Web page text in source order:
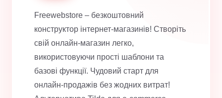
Freewebstore – безкоштовний
конструктор інтернет-магазинів! Створіть
свій онлайн-магазин легко,
використовуючи прості шаблони та
базові функції. Чудовий старт для
онлайн-продажів без жодних витрат!